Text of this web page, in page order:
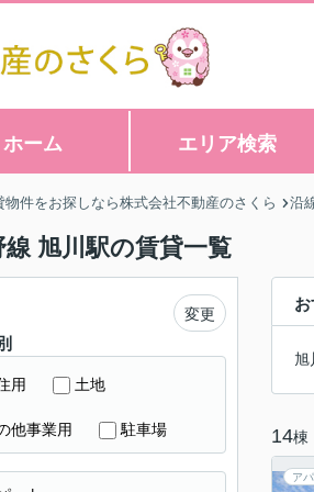
ホーム エリア検索
物件をお探しなら株式会社不動産のさくら 沿
線 旭川駅の賃貸一覧
旭
14棟
ア
変更
用 土地
他事業用 駐車場